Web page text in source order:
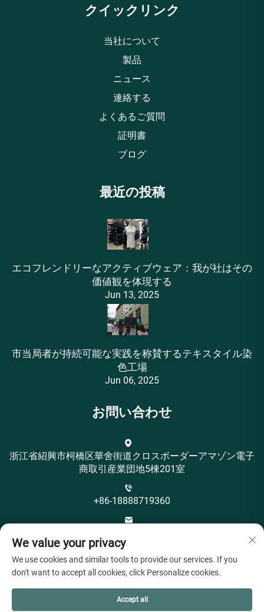
クイックリンク
当社について
製品
ニュース
連絡する
よくあるご質問
証明書
ブログ
最近の投稿
エコフレンドリーなアクティブウェア：我が社はその
価値観を体現する
Jun 13, 2025
市当局者が持続可能な実践を称賛するテキスタイル染
色工場
Jun 06, 2025
お問い合わせ
浙江省紹興市柯橋区華舍街道クロスボーダーアマゾン電子
商取引産業団地5棟201室
+86-18888719360
We value your privacy
We use cookies and similar tools to provide our services. If you
don't want to accept all cookies, click Personalize cookies.
Accept all